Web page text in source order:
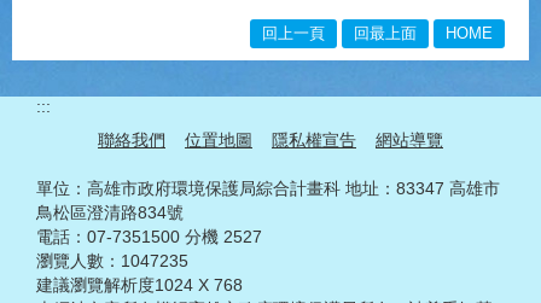
回上一頁 回最上面 HOME
:::
聯絡我們
位置地圖 隱私權宣告 網站導覽
單位：高雄市政府環境保護局綜合計畫科 地址：83347 高雄市
鳥松區澄清路834號
電話：07-7351500 分機 2527
瀏覽人數：1047235
建議瀏覽解析度1024 X 768